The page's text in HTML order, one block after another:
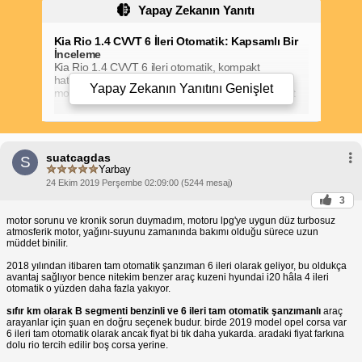
Yapay Zekanın Yanıtı
Kia Rio 1.4 CVVT 6 İleri Otomatik: Kapsamlı Bir
İnceleme
Kia Rio 1.4 CVVT 6 ileri otomatik, kompakt
hatchback segmentinde öne çıkan popüler bir
modeldir. Bu araç, özellikleri, performansı ve yakıt
verimliliği ile dikkat çekmektedir.
Motor ve Performans
Kia Rio 1.4 CVVT, 100 beygir gücünde ve 133 Nm
Motor, 6 ileri otomatik şanzımanla eşleştirilmiştir ve
yumuşak ve hassas vites geçişleri sunar. Araç,
0'dan 100 km/sa hıza yaklaşık 11,9 saniyede
1.4 litrelik motor, etkileyici yakıt verimliliği sunar. Kia
Rio 1.4 CVVT otomatik, şehir içinde 7,5 litre/100 km,
şehir dışında 5,1 litre/100 km ve ortalama olarak 6,0
litre/100 km yakıt tüketmektedir.
Özellikler ve Donanım
Kia Rio 1.4 CVVT Elegance, geniş bir özellik
klima, elektrikli camlar, çok fonksiyonlu direksiyon
simidi, Bluetooth bağlantısı ve dokunmatik ekranlı
bilgi-eğlence sistemi yer almaktadır.
Yorumlar ve Değerlendirmeler
Yapay Zekanın Yanıtını Genişlet
S suatcagdas
Yarbay
24 Ekim 2019 Perşembe 02:09:00 (5244 mesaj)
3
motor sorunu ve kronik sorun duymadım, motoru lpg'ye uygun düz turbosuz
atmosferik motor, yağını-suyunu zamanında bakımı olduğu sürece uzun
müddet binilir.
2018 yılından itibaren tam otomatik şanzıman 6 ileri olarak geliyor, bu oldukça
avantaj sağlıyor bence nitekim benzer araç kuzeni hyundai i20 hâla 4 ileri
otomatik o yüzden daha fazla yakıyor.
sıfır km olarak B segmenti benzinli ve 6 ileri tam otomatik şanzımanlı araç
arayanlar için şuan en doğru seçenek budur. birde 2019 model opel corsa var
6 ileri tam otomatik olarak ancak fiyat bi tık daha yukarda. aradaki fiyat farkına
dolu rio tercih edilir boş corsa yerine.